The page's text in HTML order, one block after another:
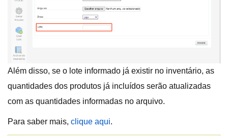
Além disso, se o lote informado já existir no inventário, as
quantidades dos produtos já incluídos serão atualizadas
com as quantidades informadas no arquivo.
Para saber mais, clique aqui.